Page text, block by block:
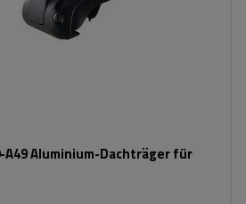
A49 Aluminium-Dachträger für